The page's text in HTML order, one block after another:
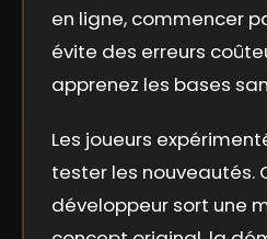
en ligne, commencer
évite des erreurs
apprenez les bases
Les joueurs
tester les nouveautés.
développeur sort une